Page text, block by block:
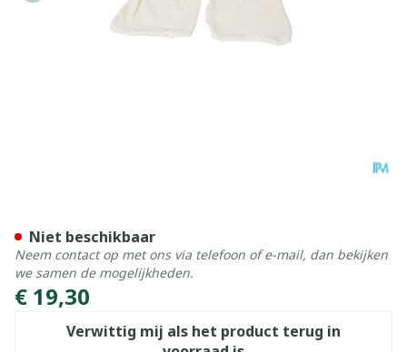
€ 19,30
Verwittig mij als het product terug in
Niet beschikbaar
Neem contact op met ons via telefoon of e-mail, dan bekijken
we samen de mogelijkheden.